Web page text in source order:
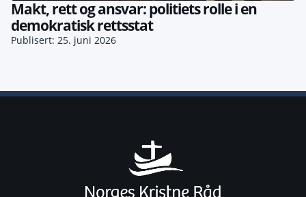
Makt, rett og ansvar: politiets rolle i en
demokratisk rettsstat
Publisert: 25. juni 2026